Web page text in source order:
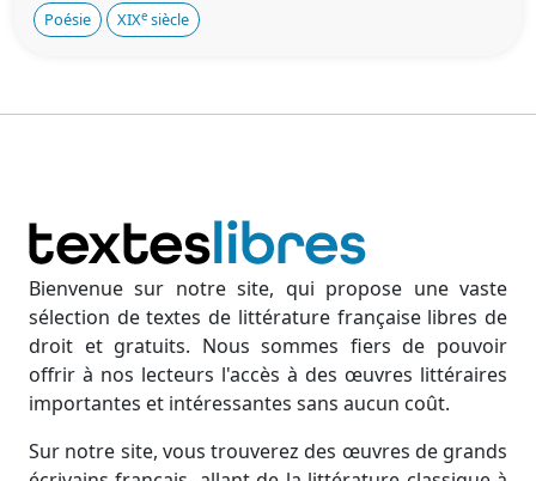
Poésie XIXe siècle
Bienvenue sur notre site, qui propose une vaste
sélection de textes de littérature française libres de
droit et gratuits. Nous sommes fiers de pouvoir
offrir à nos lecteurs l'accès à des œuvres littéraires
importantes et intéressantes sans aucun coût.
Sur notre site, vous trouverez des œuvres de grands